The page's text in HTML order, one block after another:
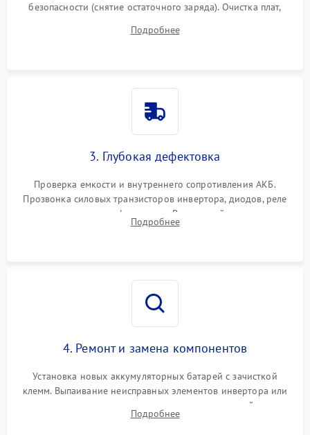
безопасности (снятие остаточного заряда). Очистка плат,
и кистей для предотвращения перегрева и замыканий.
Подробнее
3. Глубокая дефектовка
Проверка емкости и внутреннего сопротивления АКБ.
Прозвонка силовых транзисторов инвертора, диодов, реле
переключения и трансформатора. Визуальный поиск вздутых
конденсаторов и прогаров на печатной плате.
Подробнее
4. Ремонт и замена компонентов
Установка новых аккумуляторных батарей с зачисткой
клемм. Выпаивание неисправных элементов инвертора или
цепи зарядки и монтаж новых радиодеталей.
Восстановление поврежденных токоведущих дорожек и
Подробнее